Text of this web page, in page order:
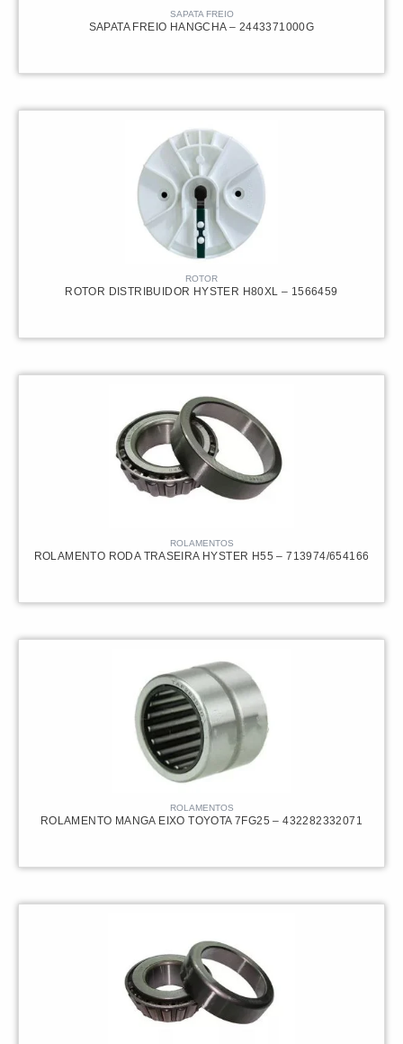
SAPATA FREIO
SAPATA FREIO HANGCHA – 2443371000G
ROTOR
ROTOR DISTRIBUIDOR HYSTER H80XL – 1566459
ROLAMENTOS
ROLAMENTO RODA TRASEIRA HYSTER H55 – 713974/654166
ROLAMENTOS
ROLAMENTO MANGA EIXO TOYOTA 7FG25 – 432282332071